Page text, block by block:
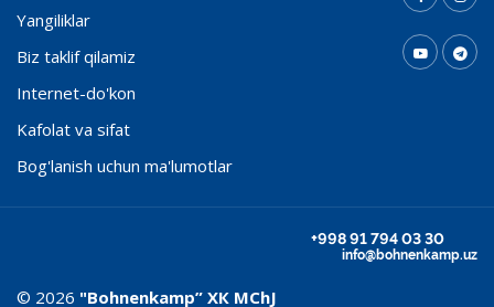
Yangiliklar
Biz taklif qilamiz
Internet-do'kon
Kafolat va sifat
Bog'lanish uchun ma'lumotlar
+998 91 794 03 30
info@bohnenkamp.uz
© 2026 "Bohnenkamp” ХК MChJ